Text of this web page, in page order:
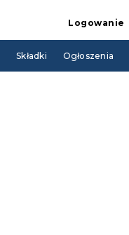
Logowanie
Składki Ogłoszenia